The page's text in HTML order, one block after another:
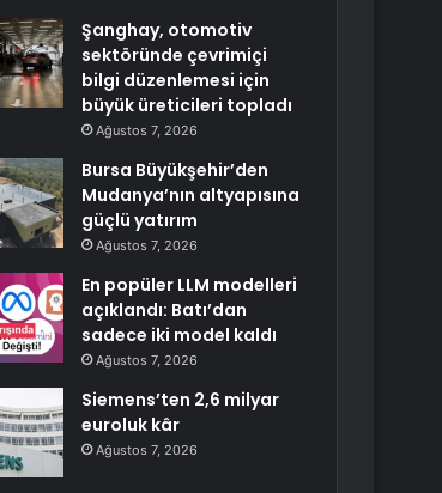
Şanghay, otomotiv
sektöründe çevrimiçi
bilgi düzenlemesi için
büyük üreticileri topladı
Ağustos 7, 2026
Bursa Büyükşehir’den
Mudanya’nın altyapısına
güçlü yatırım
Ağustos 7, 2026
En popüler LLM modelleri
açıklandı: Batı’dan
sadece iki model kaldı
Ağustos 7, 2026
Siemens’ten 2,6 milyar
euroluk kâr
Ağustos 7, 2026